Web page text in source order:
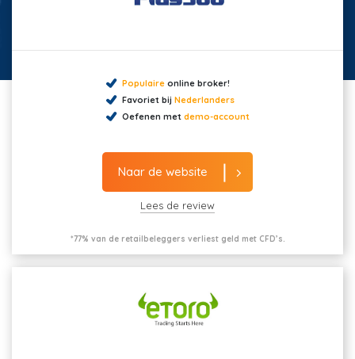
Populaireonline broker!
Favoriet bij Nederlanders
Oefenen met demo-account
Naar de website
Lees de review
*77% van de retailbeleggers verliest geld met CFD’s.